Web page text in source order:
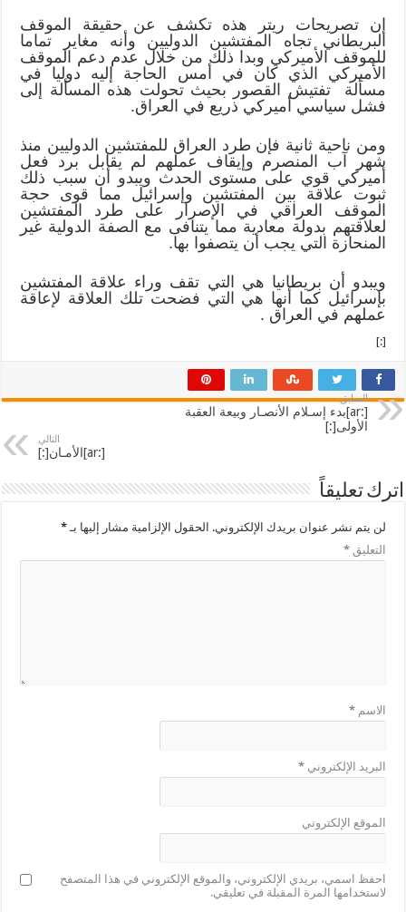
إن تصريحات ريتر هذه تكشف عن حقيقة الموقف
البريطاني تجاه المفتشين الدوليين وأنه مغاير تماما
للموقف الأميركي وبدا ذلك من خلال عدم دعم الموقف
الأميركي الذي كان في أمس الحاجة إليه دوليا في
مسألة تفتيش القصور بحيث تحولت هذه المسألة إلى
فشل سياسي أميركي ذريع في العراق.
ومن ناحية ثانية فإن طرد العراق للمفتشين الدوليين منذ
شهر آب المنصرم وإيقاف عملهم لم يقابل برد فعل
أميركي قوي على مستوى الحدث ويبدو أن سبب ذلك
ثبوت علاقة بين المفتشين وإسرائيل مما قوى حجة
الموقف العراقي في الإصرار على طرد المفتشين
لعلاقتهم بدولة معادية مما يتنافى مع الصفة الدولية غير
المنحازة التي يجب أن يتصفوا بها.
ويبدو أن بريطانيا هي التي تقف وراء علاقة المفتشين
بإسرائيل كما أنها هي التي فضحت تلك العلاقة لإعاقة
عملهم في العراق .
[:]
السابق
[:ar]بدء إسـلام الأنصـار وبيعة العقبة
الأولى[:]
التالي
[:ar]الأمـان[:]
اترك تعليقاً
لن يتم نشر عنوان بريدك الإلكتروني. الحقول الإلزامية مشار إليها بـ*
التعليق*
الاسم*
البريد الإلكتروني*
الموقع الإلكتروني
احفظ اسمي، بريدي الإلكتروني، والموقع الإلكتروني في هذا المتصفح
لاستخدامها المرة المقبلة في تعليقي.